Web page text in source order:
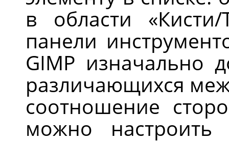
в области «Кисти/
панели
GIMP изначально
различающихся
соотношение
можно настроить